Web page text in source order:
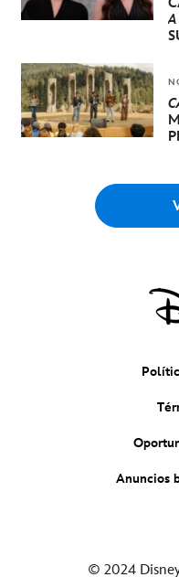
Anuncios
© 2024